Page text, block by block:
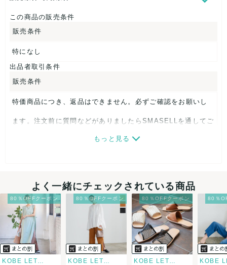
この商品の販売条件
販売条件
特になし
出品者取引条件
販売条件
特価商品につき、返品はできません。必ずご確認をお願いし
ます。注文前に質問などがありましたらSMASELLを通してご
こちらの出品者は¥1,000〜注文を承っております。現在出
品中の商品は
こちらから
決済方法
クレジットカード、メルペイ、銀行振込、PayPay、コンビ
ニ払い
もっと見る
よく一緒にチェックされている商品
80％OFFクーポン
KOBE LETTUCE
80％OFFクーポン
KOBE LETTUCE
80％OFFクーポン
KOBE LETTUCE
80％